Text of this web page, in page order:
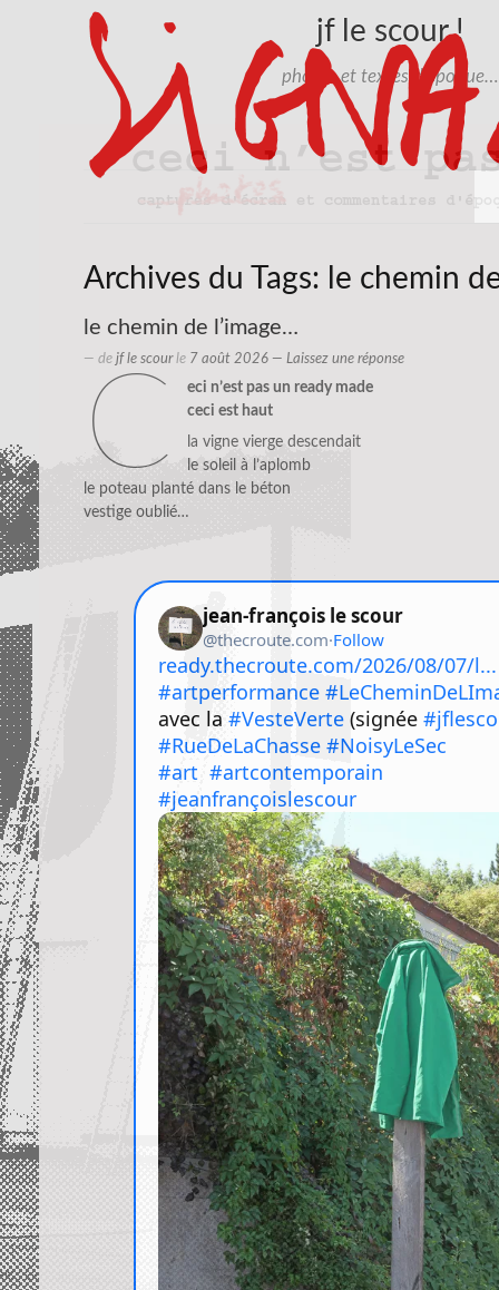
jf le scour !
photos et textes d'époque…
Archives du Tags: le chemin
le chemin de l’image…
— de jf le scourle 7 août 2026 — Laissez une réponse
c
eci n’est pas un ready made
ceci est haut
la vigne vierge descendait
le soleil à l’aplomb
le poteau planté dans le béton
vestige oublié…